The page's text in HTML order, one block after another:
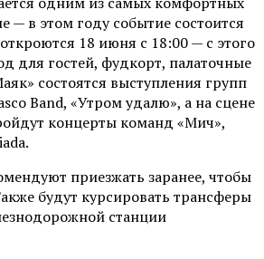
— в этом году событие состоится
18 июня с 18:00 — с этого
для гостей, фудкорт, палаточные
состоятся выступления групп
Band, «Утром удалю», а на сцене
концерты команд «Мич»,
приезжать заранее, чтобы
будут курсировать трансферы
станции